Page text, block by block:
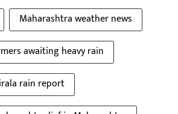
Maharashtra weather news
awaiting heavy rain
rain report